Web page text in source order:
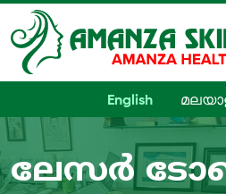
English
ലേസർ